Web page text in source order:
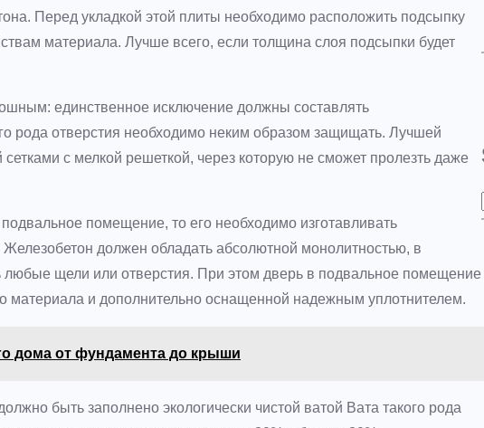
Перед укладкой этой плиты необходимо расположить подсыпку
материала. Лучше всего, если толщина слоя подсыпки будет
единственное исключение должны составлять
рода отверстия необходимо неким образом защищать. Лучшей
с мелкой решеткой, через которую не сможет пролезть даже
помещение, то его необходимо изготавливать
должен обладать абсолютной монолитностью, в
щели или отверстия. При этом дверь в подвальное помещение
материала и дополнительно оснащенной надежным уплотнителем.
дома от фундамента до крыши
быть заполнено экологически чистой ватой Вата такого рода
r